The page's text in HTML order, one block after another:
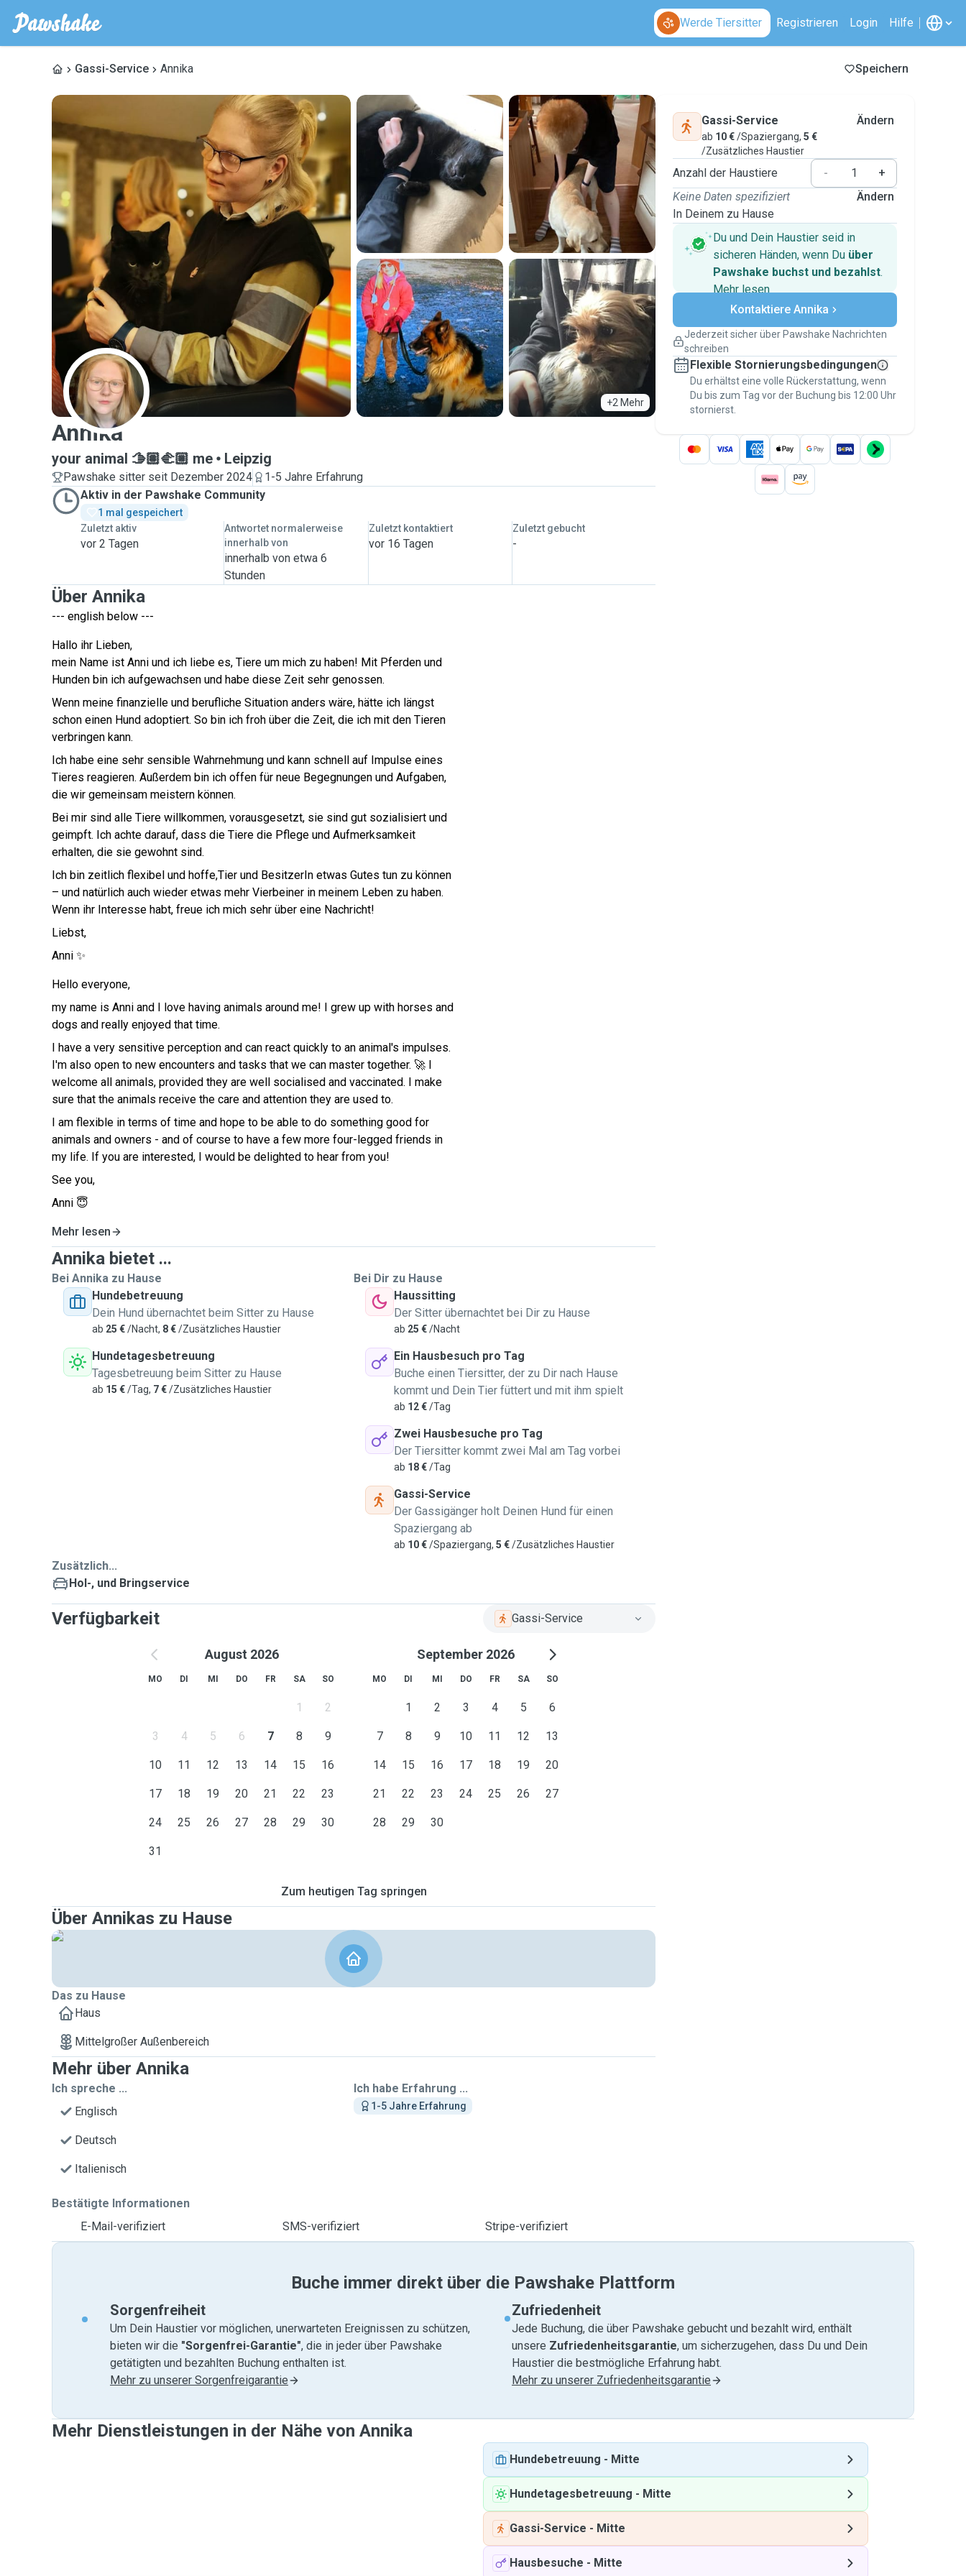
Werde Tiersitter Registrieren Login Hilfe
Gassi-Service Annika Speichern
+2 Mehr
A
Annika
your animal 🫱🏽‍🫲🏼 me Leipzig
Pawshake sitter seit Dezember 2024
1-5 Jahre Erfahrung
Aktiv in der Pawshake Community
1 mal gespeichert
Zuletzt aktiv
vor 2 Tagen
Antwortet normalerweise
innerhalb von
innerhalb von etwa 6
Stunden
Zuletzt kontaktiert
vor 16 Tagen
Zuletzt gebucht
-
Über Annika
--- english below ---
Hallo ihr Lieben,
mein Name ist Anni und ich liebe es, Tiere um mich zu haben! Mit Pferden und
Hunden bin ich aufgewachsen und habe diese Zeit sehr genossen.
Wenn meine finanzielle und berufliche Situation anders wäre, hätte ich längst
schon einen Hund adoptiert. So bin ich froh über die Zeit, die ich mit den Tieren
verbringen kann.
Ich habe eine sehr sensible Wahrnehmung und kann schnell auf Impulse eines
Tieres reagieren. Außerdem bin ich offen für neue Begegnungen und Aufgaben,
die wir gemeinsam meistern können.
Bei mir sind alle Tiere willkommen, vorausgesetzt, sie sind gut sozialisiert und
geimpft. Ich achte darauf, dass die Tiere die Pflege und Aufmerksamkeit
erhalten, die sie gewohnt sind.
Ich bin zeitlich flexibel und hoffe,Tier und BesitzerIn etwas Gutes tun zu können
– und natürlich auch wieder etwas mehr Vierbeiner in meinem Leben zu haben.
Wenn ihr Interesse habt, freue ich mich sehr über eine Nachricht!
Liebst,
Anni ✨
Hello everyone,
my name is Anni and I love having animals around me! I grew up with horses and
dogs and really enjoyed that time.
I have a very sensitive perception and can react quickly to an animal's impulses.
I'm also open to new encounters and tasks that we can master together. 🚀 I
welcome all animals, provided they are well socialised and vaccinated. I make
sure that the animals receive the care and attention they are used to.
I am flexible in terms of time and hope to be able to do something good for
animals and owners - and of course to have a few more four-legged friends in
my life. If you are interested, I would be delighted to hear from you!
See you,
Anni 😇
Mehr lesen
Annika bietet ...
Bei Annika zu Hause
Hundebetreuung
Dein Hund übernachtet beim Sitter zu Hause
ab 25 €/Nacht, 8 €/Zusätzliches Haustier
Hundetagesbetreuung
Tagesbetreuung beim Sitter zu Hause
ab 15 €/Tag, 7 €/Zusätzliches Haustier
Bei Dir zu Hause
Haussitting
Der Sitter übernachtet bei Dir zu Hause
ab 25 €/Nacht
Ein Hausbesuch pro Tag
Buche einen Tiersitter, der zu Dir nach Hause
kommt und Dein Tier füttert und mit ihm spielt
ab 12 €/Tag
Zwei Hausbesuche pro Tag
Der Tiersitter kommt zwei Mal am Tag vorbei
ab 18 €/Tag
Gassi-Service
Der Gassigänger holt Deinen Hund für einen
Spaziergang ab
ab 10 €/Spaziergang, 5 €/Zusätzliches Haustier
Zusätzlich...
Hol-, und Bringservice
Verfügbarkeit Gassi-Service
August 2026
MO DI MI DO FR SA SO
1 2
3 4 5 6 7 8 9
10 11 12 13 14 15 16
17 18 19 20 21 22 23
24 25 26 27 28 29 30
31
September 2026
MO DI MI DO FR SA SO
1 2 3 4 5 6
7 8 9 10 11 12 13
14 15 16 17 18 19 20
21 22 23 24 25 26 27
28 29 30
Zum heutigen Tag springen
Über Annikas zu Hause
Das zu Hause
Haus
Mittelgroßer Außenbereich
Mehr über Annika
Ich spreche ...
Englisch
Deutsch
Italienisch
Ich habe Erfahrung ...
1-5 Jahre Erfahrung
Bestätigte Informationen
E-Mail-verifiziert
SMS-verifiziert Stripe-verifiziert
Gassi-Service
ab 10 €/Spaziergang, 5 €
/Zusätzliches Haustier
Ändern
Anzahl der Haustiere -
+
Keine Daten spezifiziert
In Deinem zu Hause
Ändern
Du und Dein Haustier seid in
sicheren Händen, wenn Du über
Pawshake buchst und bezahlst.
Mehr lesenSichere Zahlungen
Unterstützung, falls sich Deine
Versicherte Buchungen
Erledige alles über Pawshake – von der
ersten Nachricht bis zur Bezahlung –, um
über die Pawshake-Garantieabgesichert zu
sein
Kontaktiere Annika
Jederzeit sicher über Pawshake Nachrichten
schreiben
Flexible Stornierungsbedingungen
Du erhältst eine volle Rückerstattung, wenn
Du bis zum Tag vor der Buchung bis 12:00 Uhr
stornierst.
Buche immer direkt über die Pawshake Plattform
Sorgenfreiheit
Um Dein Haustier vor möglichen, unerwarteten Ereignissen zu schützen,
bieten wir die "Sorgenfrei-Garantie", die in jeder über Pawshake
getätigten und bezahlten Buchung enthalten ist.
Mehr zu unserer Sorgenfreigarantie
Zufriedenheit
Jede Buchung, die über Pawshake gebucht und bezahlt wird, enthält
unsere Zufriedenheitsgarantie, um sicherzugehen, dass Du und Dein
Haustier die bestmögliche Erfahrung habt.
Mehr zu unserer Zufriedenheitsgarantie
Mehr Dienstleistungen in der Nähe von Annika
Hundebetreuung - Mitte
Hundetagesbetreuung - Mitte
Gassi-Service - Mitte
Hausbesuche - Mitte